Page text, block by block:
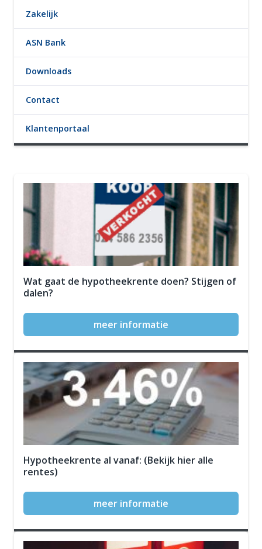
Zakelijk
ASN Bank
Downloads
Contact
Klantenportaal
Wat gaat de hypotheekrente doen? Stijgen of
dalen?
meer informatie
Hypotheekrente al vanaf: (Bekijk hier alle
rentes)
meer informatie